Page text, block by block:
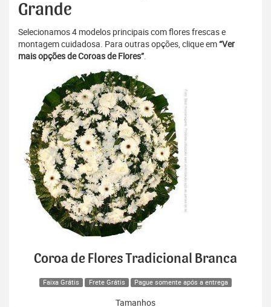
Grande
Selecionamos 4 modelos principais com flores frescas e
montagem cuidadosa. Para outras opções, clique em“Ver
mais opções de Coroas de Flores”.
Coroa de Flores Tradicional Branca
Faixa Grátis Frete Grátis Pague somente após a entrega
Tamanhos